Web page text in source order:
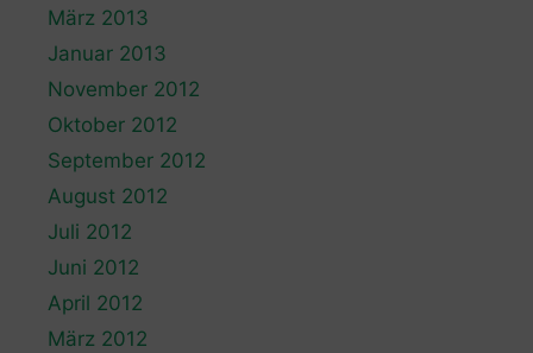
März 2013
Januar 2013
November 2012
Oktober 2012
September 2012
August 2012
Juli 2012
Juni 2012
April 2012
März 2012